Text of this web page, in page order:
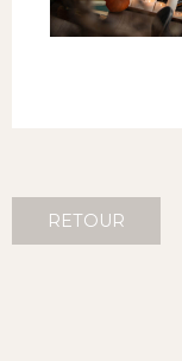
RETOUR